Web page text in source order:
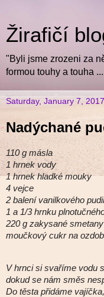
Žirafičí
"Byli jsme zrozeni za
formou touhy a touha
Saturday, January 7, 2017
Nadýchané
110 g másla
1 hrnek vody
1 hrnek hladké mouky
4 vejce
2 balení vanilkového
1 a 1/3 hrnku
220 g zakysané smetany
moučkový cukr na
V hrnci si svaříme vodu
dokud se nám směs
Do těsta přidáme